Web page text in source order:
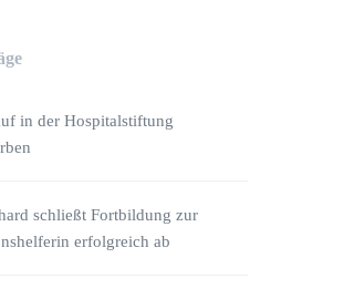
in der Hospitalstiftung
schließt Fortbildung zur
erfolgreich ab